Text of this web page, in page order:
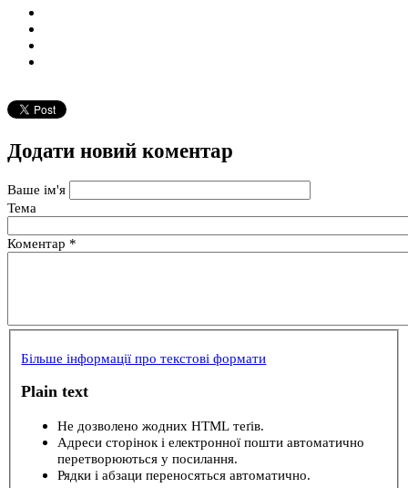
Додати новий коментар
Ваше ім'я
Тема
Коментар *
Більше інформації про текстові формати
Plain text
Не дозволено жодних HTML теґів.
Адреси сторінок і електронної пошти автоматично
перетворюються у посилання.
Рядки і абзаци переносяться автоматично.